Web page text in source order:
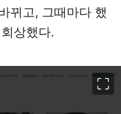
뀌고, 그때마다 했
상했다.